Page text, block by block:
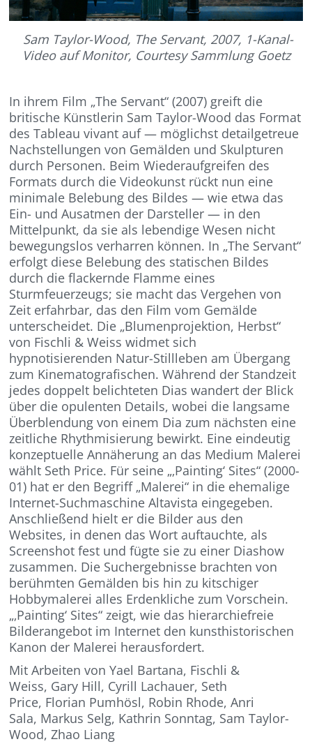
Sam Taylor-Wood, The Servant, 2007, 1-Kanal-
Video auf Monitor, Courtesy Sammlung Goetz
In ihrem Film „The Servant“ (2007) greift die
britische Künstlerin Sam Taylor-Wood das Format
des Tableau vivant auf — möglichst detailgetreue
Nachstellungen von Gemälden und Skulpturen
durch Personen. Beim Wiederaufgreifen des
Formats durch die Videokunst rückt nun eine
minimale Belebung des Bildes — wie etwa das
Ein- und Ausatmen der Darsteller — in den
Mittelpunkt, da sie als lebendige Wesen nicht
bewegungslos verharren können. In „The Servant“
erfolgt diese Belebung des statischen Bildes
durch die flackernde Flamme eines
Sturmfeuerzeugs; sie macht das Vergehen von
Zeit erfahrbar, das den Film vom Gemälde
unterscheidet. Die „Blumenprojektion, Herbst“
von Fischli & Weiss widmet sich
hypnotisierenden Natur-Stillleben am Übergang
zum Kinematografischen. Während der Standzeit
jedes doppelt belichteten Dias wandert der Blick
über die opulenten Details, wobei die langsame
Überblendung von einem Dia zum nächsten eine
zeitliche Rhythmisierung bewirkt. Eine eindeutig
konzeptuelle Annäherung an das Medium Malerei
wählt Seth Price. Für seine „‚Painting‘ Sites“ (2000-
01) hat er den Begriff „Malerei“ in die ehemalige
Internet-Suchmaschine Altavista eingegeben.
Anschließend hielt er die Bilder aus den
Websites, in denen das Wort auftauchte, als
Screenshot fest und fügte sie zu einer Diashow
zusammen. Die Suchergebnisse brachten von
berühmten Gemälden bis hin zu kitschiger
Hobbymalerei alles Erdenkliche zum Vorschein.
„‚Painting‘ Sites“ zeigt, wie das hierarchiefreie
Bilderangebot im Internet den kunsthistorischen
Kanon der Malerei herausfordert.
Mit Arbeiten von Yael Bartana, Fischli &
Weiss, Gary Hill, Cyrill Lachauer, Seth
Price, Florian Pumhösl, Robin Rhode, Anri
Sala, Markus Selg, Kathrin Sonntag, Sam Taylor-
Wood, Zhao Liang